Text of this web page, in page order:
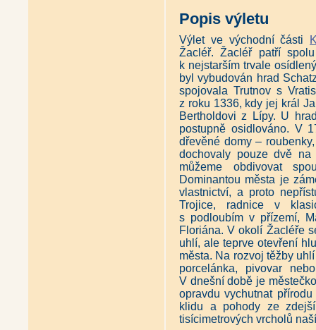
Popis výletu
Výlet ve východní části
Žacléř. Žacléř patří
k nejstarším trvale
byl vybudován hrad
spojovala Trutnov s
z roku 1336, kdy jej král
Bertholdovi z Lípy. U
postupně osidlováno. V
dřevěné domy –
dochovaly pouze dvě na
můžeme obdivovat
Dominantou města je
vlastnictví, a proto
Trojice, radnice v
s podloubím v přízemí,
Floriána. V okolí Žacléře
uhlí, ale teprve otevření
města. Na rozvoj těžby
porcelánka, pivovar
V dnešní době je
opravdu vychutnat
klidu a pohody ze
tisícimetrových vrcholů